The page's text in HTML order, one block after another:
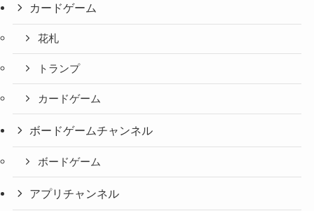
カードゲーム
花札
トランプ
カードゲーム
ボードゲームチャンネル
ボードゲーム
アプリチャンネル